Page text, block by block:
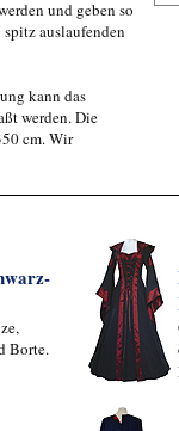
und geben so
auslaufenden
kann das
werden. Die
cm. Wir
Borte.